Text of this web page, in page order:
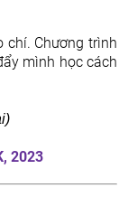
chí. Chương trình
mình học cách
2023